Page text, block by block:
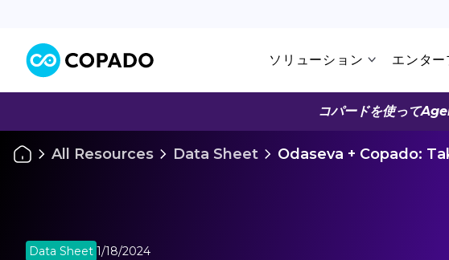
ソリューション エンタ
コパードを使って
All Resources Data Sheet Odaseva + Copado:
Data Sheet 1/18/2024